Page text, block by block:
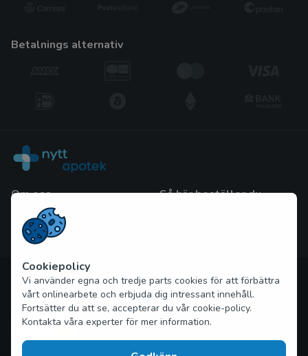
betalnings alternativ
Om oss
Frågor och Svar
Kontakta oss
Så här beställer du
Upphovsrätt © 2026 nytt-apotek.com Alla rättigheter
förbehållna
Cookiepolicy
Vi använder egna och tredje parts cookies för att förbättra
vårt onlinearbete och erbjuda dig intressant innehåll.
Fortsätter du att se, accepterar du vår cookie-policy.
Kontakta våra experter för mer information.